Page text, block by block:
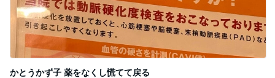
かとうかず子 薬をなくし慌てて戻る